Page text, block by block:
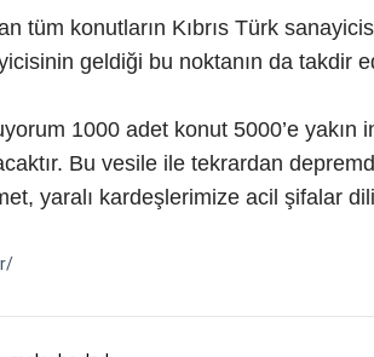
tüm konutların Kıbrıs Türk
geldiği bu noktanın da takdir
1000 adet konut 5000’e yakın
Bu vesile ile tekrardan
yaralı kardeşlerimize acil şifalar